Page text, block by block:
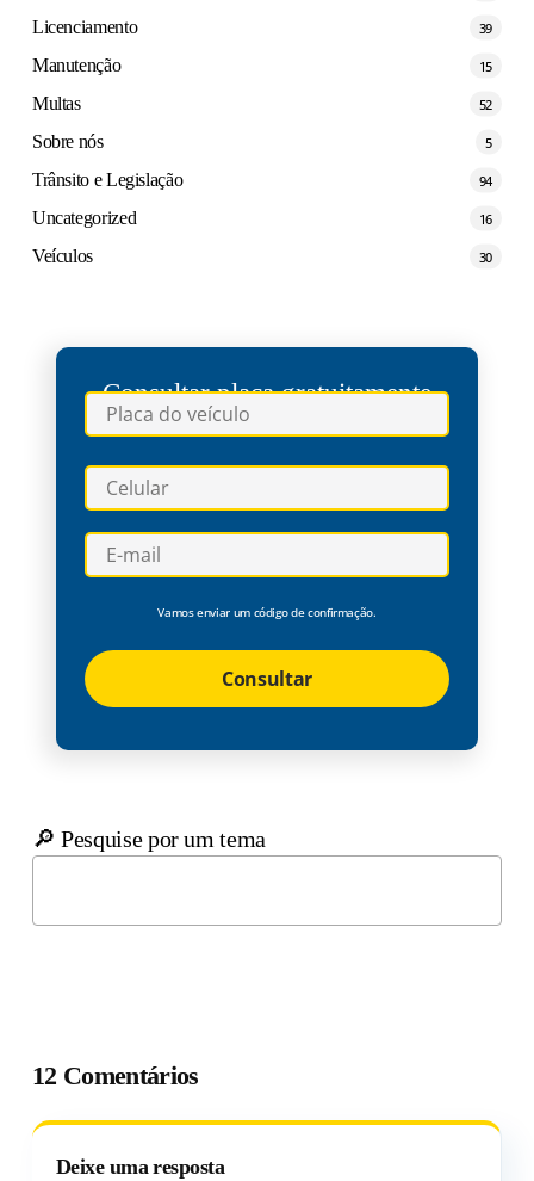
Licenciamento 39
Manutenção 15
Multas 52
Sobre nós 5
Trânsito e Legislação 94
Uncategorized 16
Veículos 30
Consultar placa gratuitamente
Vamos enviar um código de confirmação.
Consultar
🔎 Pesquise por um tema
12 Comentários
Deixe uma resposta